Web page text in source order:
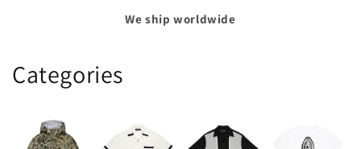
We ship worldwide
Categories